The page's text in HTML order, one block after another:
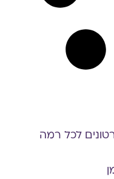
לכל רמה